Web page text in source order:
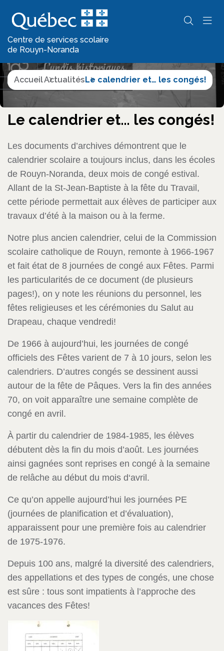
Centre de services scolaire
de Rouyn-Noranda
Actualités
AccueilActualitésLe calendrier et… les congés!
Le calendrier et… les congés!
Les documents d’archives démontrent que le
calendrier scolaire a toujours inclus, dans les écoles
de Rouyn-Noranda, deux mois de congé estival.
Allant de la St-Jean-Baptiste à la fête du Travail,
cette période permettait aux élèves de participer aux
travaux d’été à la maison ou à la ferme.
Notre plus ancien calendrier, celui de la Commission
scolaire catholique de Rouyn, remonte à 1966-1967
et fait état de 8 journées de congé aux Fêtes. Parmi
les particularités de ce document (de plusieurs
pages!), on y note les réunions du personnel, les
fêtes religieuses et les cérémonies du Salut au
Drapeau, chaque vendredi!
De 1966 à aujourd’hui, les journées de congé
officiels des Fêtes varient de 7 à 10 jours, selon les
calendriers. D’autres congés se dessinent aussi
autour de la fête de Pâques. Vers la fin des années
70, on voit apparaître une semaine complète de
congé en avril.
À partir du calendrier de 1984-1985, les élèves
débutent dès la fin du mois d’août. Les journées
ainsi gagnées sont reprises en congé à la semaine
de relâche au début du mois d‘avril.
Ce qu’on appelle aujourd’hui les journées PE
(journées de planification et d’évaluation),
apparaissent pour une première fois au calendrier
de 1975-1976.
Depuis 100 ans, malgré la diversité des calendriers,
des appellations et des types de congés, une chose
est sûre : tous sont impatients à l’approche des
vacances des Fêtes!